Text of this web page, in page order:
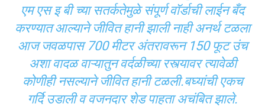
एम एस इ बी च्या सतर्कतेमुळे संपूर्ण वॉर्डाची लाईन बँद
करण्यात आल्याने जीवित हानी झाली नाही अनर्थ टळला
आज जवळपास 700 मीटर अंतरावरून 150 फूट उंच
अशा वादळ वाऱ्यातुन वर्दळीच्या रस्त्यावर त्यावेळी
कोणीही नसल्याने जीवित हानी टळली.बघ्यांची एकच
गर्दि उडाली व वजनदार शेड पाहता अचंबित झाले.